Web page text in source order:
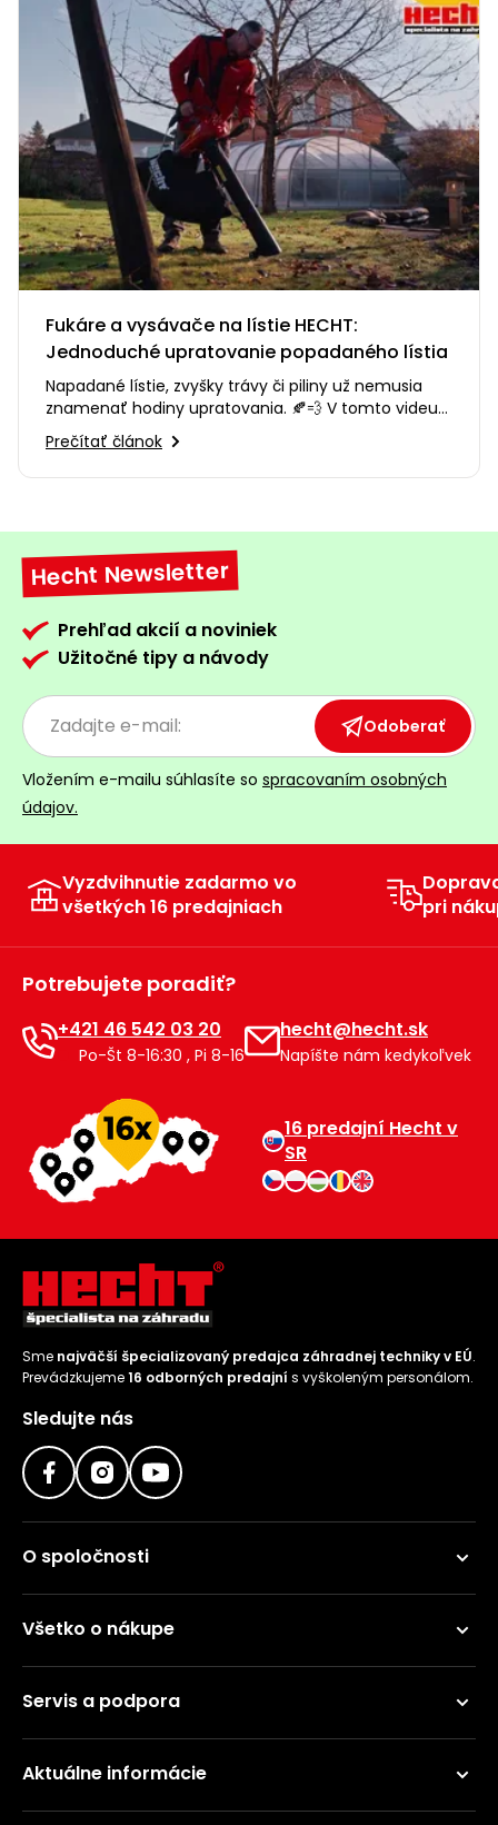
Fukáre a vysávače na lístie HECHT:
Jednoduché upratovanie popadaného lístia
Napadané lístie, zvyšky trávy či piliny už nemusia
znamenať hodiny upratovania. 🍂💨 V tomto videu
vám predstavíme fukáre…
Prečítať článok
Hecht Newsletter
Prehľad akcií a noviniek
Užitočné tipy a návody
Odoberať
Vložením e-mailu súhlasíte so spracovaním osobných
údajov.
Vyzdvihnutie zadarmo vo
všetkých 16 predajniach
pri
Potrebujete poradiť?
+421 46 542 03 20
Po-Št 8-16:30 , Pi 8-16
hecht@hecht.sk
Napíšte nám kedykoľvek
16 predajní Hecht v
SR
Sme najväčší špecializovaný predajca záhradnej techniky v EÚ.
Prevádzkujeme16 odborných predajní s vyškoleným personálom.
Sledujte nás
O spoločnosti
Všetko o nákupe
Servis a podpora
Aktuálne informácie